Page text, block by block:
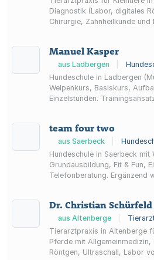
Diagnostik (Labor, digitales
Chirurgie, Zahnheilkunde und
Manuel Kasper
aus Ladbergen
Hundeschule in Ladbergen
Welpenkurs, Basiskurs,
Einzelstunden.
team four two
aus Saerbeck
Hundeschule in Saerbeck mit
Grundausbildung, Fit & Fun,
Telefonberatung. Ergänzend
aus Altenberge
Tierarztpraxis in Altenberge
Pferde mit
Röntgen, Ultraschall, Labor